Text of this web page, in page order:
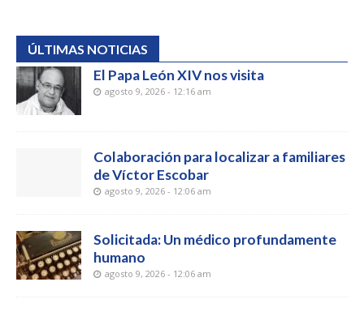
ÚLTIMAS NOTICIAS
El Papa León XIV nos visita
agosto 9, 2026 - 12:16 am
Colaboración para localizar a familiares
de Víctor Escobar
agosto 9, 2026 - 12:06 am
Solicitada: Un médico profundamente
humano
agosto 9, 2026 - 12:06 am